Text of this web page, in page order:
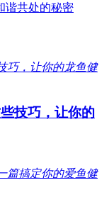
谐共处的秘密
技巧，让你的